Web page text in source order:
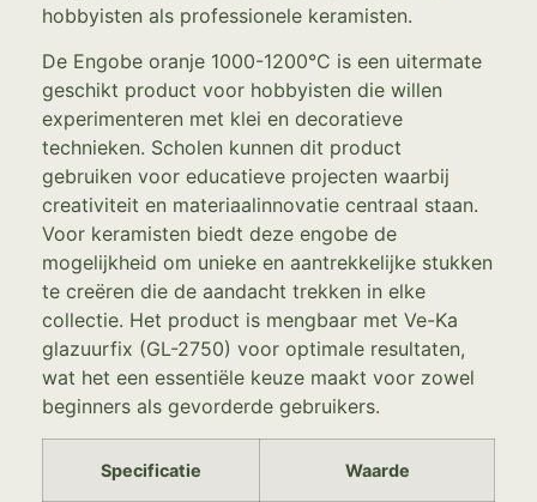
hobbyisten als professionele keramisten.
De Engobe oranje 1000-1200°C is een uitermate
geschikt product voor hobbyisten die willen
experimenteren met klei en decoratieve
technieken. Scholen kunnen dit product
gebruiken voor educatieve projecten waarbij
creativiteit en materiaalinnovatie centraal staan.
Voor keramisten biedt deze engobe de
mogelijkheid om unieke en aantrekkelijke stukken
te creëren die de aandacht trekken in elke
collectie. Het product is mengbaar met Ve-Ka
glazuurfix (GL-2750) voor optimale resultaten,
wat het een essentiële keuze maakt voor zowel
beginners als gevorderde gebruikers.
Specificatie Waarde